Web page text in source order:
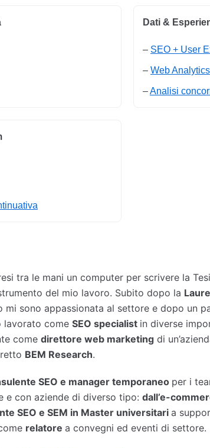
Dati &
– SEO + User
– Web Analytics
–Analisi
tra le mani un computer per scrivere la
del mio lavoro. Subito dopo la
mi sono appassionata al settore e dopo un
lavorato come SEO specialist in diverse
come direttore web marketing di
BEM Research.
SEO e manager temporaneo per i
e con aziende di diverso tipo: dall’e-
SEO e SEM in Master universitari a
relatore a convegni ed eventi di settore.